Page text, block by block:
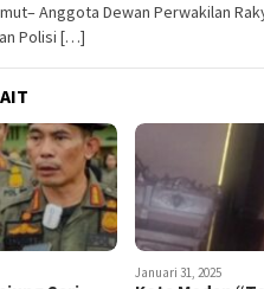
Anggota Dewan Perwakilan
Polisi […]
Januari 31, 2025